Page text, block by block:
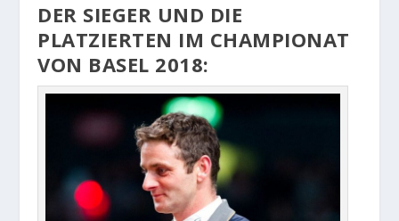
DER SIEGER UND DIE
PLATZIERTEN IM CHAMPIONAT
VON BASEL 2018: